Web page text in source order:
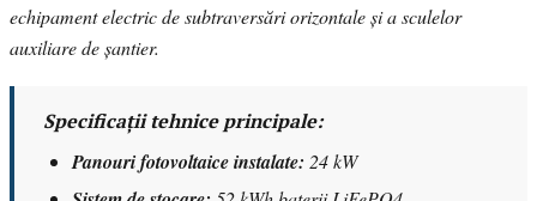
echipament electric de subtraversări orizontale și a sculelor
auxiliare de șantier.
Specificații tehnice principale:
Panouri fotovoltaice instalate: 24 kW